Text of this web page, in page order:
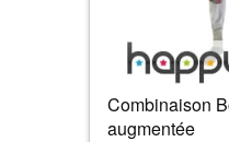
Combinaison
augmentée